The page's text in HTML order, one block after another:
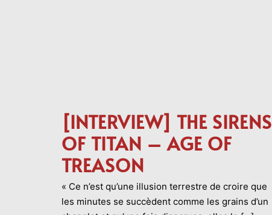
[INTERVIEW] THE SIRENS
OF TITAN – AGE OF
TREASON
« Ce n’est qu’une illusion terrestre de croire que
les minutes se succèdent comme les grains d’un